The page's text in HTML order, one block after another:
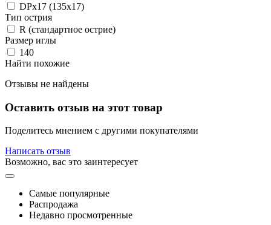
DPx17 (135x17)
Тип острия
R (стандартное острие)
Размер иглы
140
Найти похожие
Отзывы не найдены
Оставить отзыв на этот товар
Поделитесь мнением с другими покупателями
Написать отзыв
Возможно, вас это заинтересует
Самые популярные
Распродажа
Недавно просмотренные